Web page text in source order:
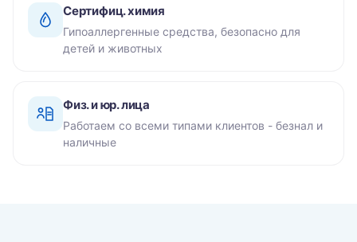
Сертифиц. химия
Гипоаллергенные средства, безопасно для
детей и животных
Физ. и юр. лица
Работаем со всеми типами клиентов - безнал и
наличные